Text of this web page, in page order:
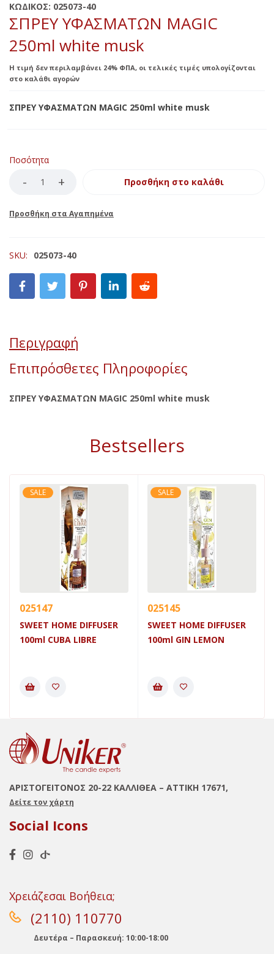
ΚΩΔΙΚΟΣ: 025073-40
ΣΠΡΕΥ ΥΦΑΣΜΑΤΩΝ MAGIC
250ml white musk
Η τιμή δεν περιλαμβάνει 24% ΦΠΑ, οι τελικές τιμές υπολογίζονται
στο καλάθι αγορών
ΣΠΡΕΥ ΥΦΑΣΜΑΤΩΝ MAGIC 250ml white musk
Ποσότητα
Προσθήκη στο καλάθι
SKU: 025073-40
Περιγραφή
Επιπρόσθετες Πληροφορίες
ΣΠΡΕΥ ΥΦΑΣΜΑΤΩΝ MAGIC 250ml white musk
Bestsellers
SALE
025147
SWEET HOME DIFFUSER
100ml CUBA LIBRE
SALE
025145
SWEET HOME DIFFUSER
100ml GIN LEMON
ΑΡΙΣΤΟΓΕΙΤΟΝΟΣ 20-22 ΚΑΛΛΙΘΕΑ – ΑΤΤΙΚΗ 17671,
Δείτε τον χάρτη
Social Icons
Χρειάζεσαι Βοήθεια;
(2110) 110770
Δευτέρα – Παρασκευή: 10:00-18:00